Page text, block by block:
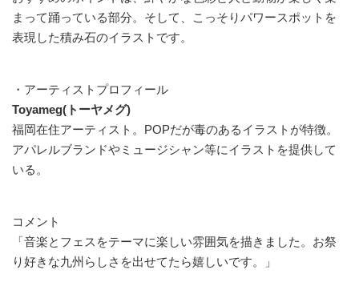
まって踊っている部分。そして、こっそりパワースポットを
表現した積み石のイラストです。
・アーティストプロフィール
Toyameg(トーヤメグ)
福岡在住アーティスト。POPだが毒のあるイラストが特徴。
アパレルブランドやミュージシャン等にイラストを提供して
いる。
コメント
「音楽とフェスをテーマに楽しい雰囲気を描きました。お祭
り好きな九州らしさを出せてたら嬉しいです。」